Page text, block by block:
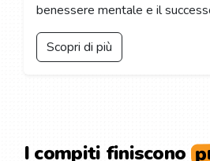
benessere mentale e il
studenti, insieme a consigli
un'adeguata idratazione durante
Scopri di più
I compiti finiscono